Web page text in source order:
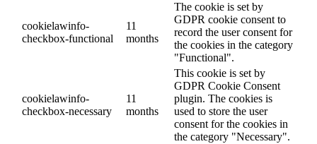
cookielawinfo-
checkbox-functional
11
months
The cookie is set by
GDPR cookie consent to
record the user consent for
the cookies in the category
"Functional".
cookielawinfo-
checkbox-necessary
11
months
This cookie is set by
GDPR Cookie Consent
plugin. The cookies is
used to store the user
consent for the cookies in
the category "Necessary".